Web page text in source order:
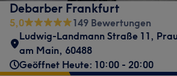
Debarber Frankfurt
5,0
149 Bewertungen
Ludwig-Landmann Straße 11,
am Main, 60488
Geöffnet Heute: 10:00 - 20:00